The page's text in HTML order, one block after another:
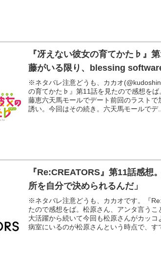
『冴えない彼女の育てかた♭』
藤がいる限り、blessing
※ネタバレ注意どうも、カカオ
の育てかた♭』第11話を見たので感想をば
藤恵六天馬モールでデート前回のラストで
誘い。今回はその続き。六天馬モールでデ
『Re:CREATORS』第11話感想
所を自分で決められるんだ」
※ネタバレ注意どうも、カカオです。『
たので感想をば。松原さん、アンタ言う
大活躍から続いて今回も松原さんがカッ
病室にいるのが松原さんという時点で、す